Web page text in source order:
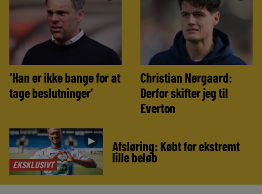
‘Han er ikke bange for at
tage beslutninger’
Christian Nørgaard:
Derfor skifter jeg til
Everton
EKSKLUSIVT
► Afsløring: Købt for ekstremt
lille beløb